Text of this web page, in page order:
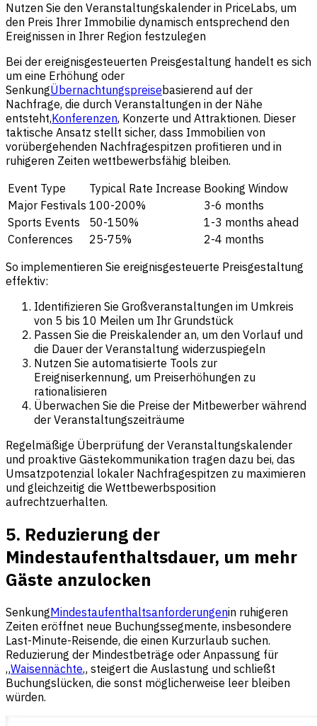
Nutzen Sie den Veranstaltungskalender in PriceLabs, um
den Preis Ihrer Immobilie dynamisch entsprechend den
Ereignissen in Ihrer Region festzulegen
Bei der ereignisgesteuerten Preisgestaltung handelt es sich
um eine Erhöhung oder
SenkungÜbernachtungspreise basierend auf der
Nachfrage, die durch Veranstaltungen in der Nähe
entsteht,Konferenzen, Konzerte und Attraktionen. Dieser
taktische Ansatz stellt sicher, dass Immobilien von
vorübergehenden Nachfragespitzen profitieren und in
ruhigeren Zeiten wettbewerbsfähig bleiben.
Event Type
Typical Rate Increase Booking Window
Major Festivals 100-200%
3-6 months
Sports Events
50-150%
1-3 months ahead
Conferences
25-75%
2-4 months
So implementieren Sie ereignisgesteuerte Preisgestaltung
effektiv:
Identifizieren Sie Großveranstaltungen im Umkreis
von 5 bis 10 Meilen um Ihr Grundstück
Passen Sie die Preiskalender an, um den Vorlauf und
die Dauer der Veranstaltung widerzuspiegeln
Nutzen Sie automatisierte Tools zur
Ereigniserkennung, um Preiserhöhungen zu
rationalisieren
Überwachen Sie die Preise der Mitbewerber während
der Veranstaltungszeiträume
Regelmäßige Überprüfung der Veranstaltungskalender
und proaktive Gästekommunikation tragen dazu bei, das
Umsatzpotenzial lokaler Nachfragespitzen zu maximieren
und gleichzeitig die Wettbewerbsposition
aufrechtzuerhalten.
5. Reduzierung der
Mindestaufenthaltsdauer, um mehr
Gäste anzulocken
SenkungMindestaufenthaltsanforderungenin ruhigeren
Zeiten eröffnet neue Buchungssegmente, insbesondere
Last-Minute-Reisende, die einen Kurzurlaub suchen.
Reduzierung der Mindestbeträge oder Anpassung für
„Waisennächte„ steigert die Auslastung und schließt
Buchungslücken, die sonst möglicherweise leer bleiben
würden.